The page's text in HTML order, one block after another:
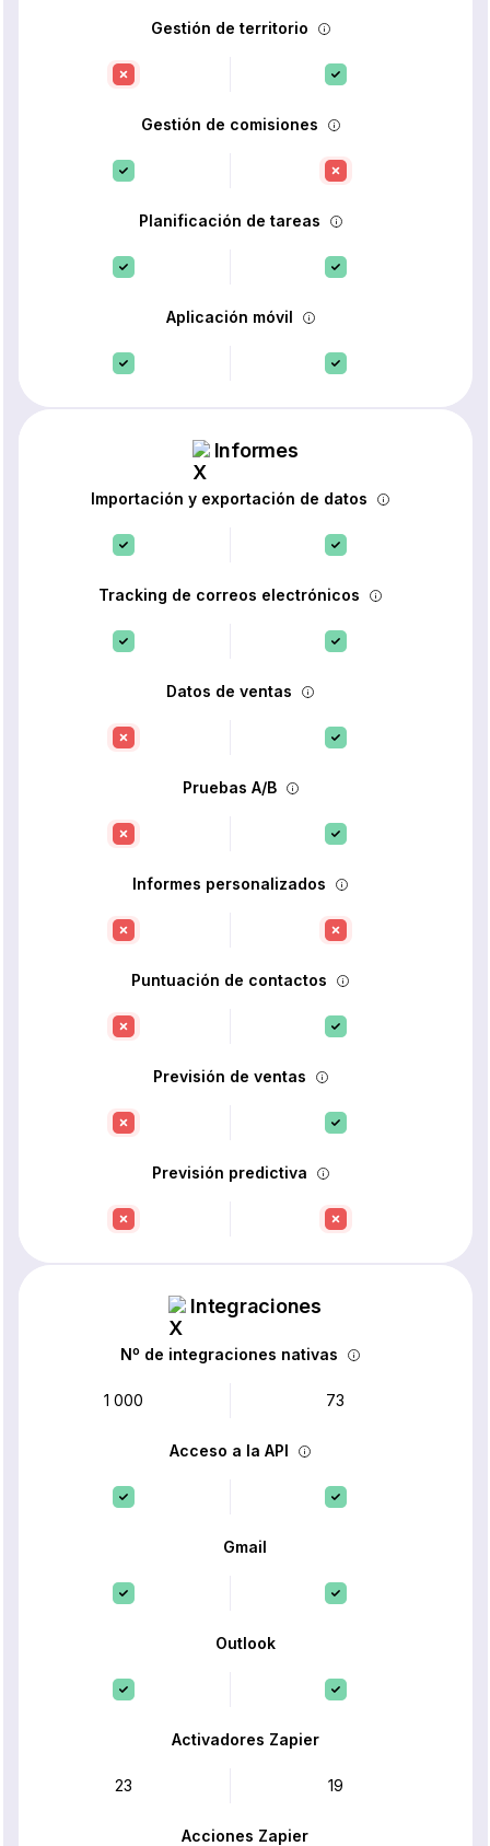
Gestión de territorio
Gestión de comisiones
Planificación de tareas
Aplicación móvil
Informes
Importación y exportación de datos
Tracking de correos electrónicos
Datos de ventas
Pruebas A/B
Informes personalizados
Puntuación de contactos
Previsión de ventas
Previsión predictiva
Integraciones
Nº de integraciones nativas
1 000 73
Acceso a la API
Gmail
Outlook
Activadores Zapier
23 19
Acciones Zapier